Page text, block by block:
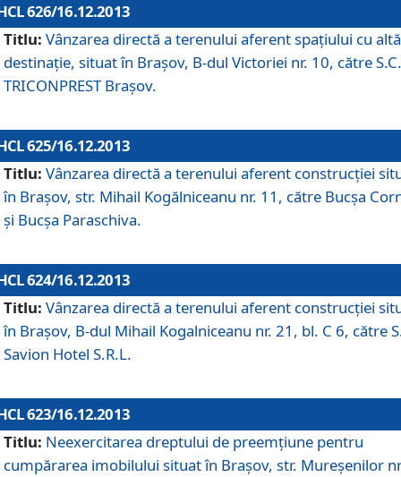
626/16.12.2013
Titlu: Vânzarea directă a terenului aferent spaţiului cu altă
destinaţie, situat în Braşov, B-dul Victoriei nr. 10, către S.C.
TRICONPREST Braşov.
625/16.12.2013
Titlu: Vânzarea directă a terenului aferent construcţiei
în Braşov, str. Mihail Kogălniceanu nr. 11, către Bucşa
şi Bucşa Paraschiva.
624/16.12.2013
Titlu: Vânzarea directă a terenului aferent construcţiei
în Braşov, B-dul Mihail Kogalniceanu nr. 21, bl. C 6, către
Savion Hotel S.R.L.
623/16.12.2013
Titlu: Neexercitarea dreptului de preemţiune pentru
cumpărarea imobilului situat în Braşov, str. Mureşenilor